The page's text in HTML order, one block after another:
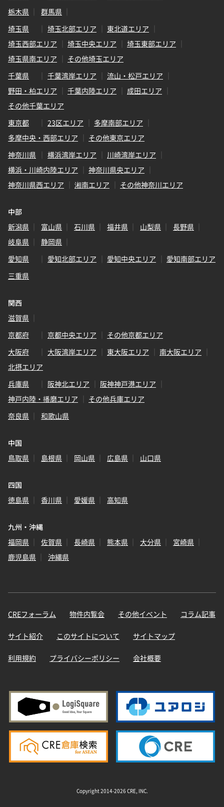
栃木県
群馬県
埼玉県
埼玉北部エリア
東北道エリア
埼玉西部エリア
埼玉中央エリア
埼玉東部エリア
埼玉県南エリア
その他埼玉エリア
千葉県
千葉湾岸エリア
流山・松戸エリア
野田・柏エリア
千葉内陸エリア
成田エリア
その他千葉エリア
東京都
23区エリア
多摩南部エリア
多摩中央・西部エリア
その他東京エリア
神奈川県
横浜湾岸エリア
川崎湾岸エリア
横浜・川崎内陸エリア
神奈川県央エリア
神奈川県西エリア
湘南エリア その他神奈川エリア
中部
新潟県
富山県 石川県 福井県 山梨県
長野県
岐阜県
静岡県
愛知県
愛知北部エリア 愛知中央エリア
愛知南部エリア
三重県
関西
滋賀県
京都府
京都中央エリア
その他京都エリア
大阪府
大阪湾岸エリア 東大阪エリア
南大阪エリア
北摂エリア
兵庫県
阪神北エリア
阪神神戸港エリア
神戸内陸・播磨エリア
その他兵庫エリア
奈良県
和歌山県
中国
鳥取県
島根県 岡山県 広島県 山口県
四国
徳島県
香川県 愛媛県 高知県
九州・沖縄
福岡県
佐賀県 長崎県 熊本県 大分県
宮崎県
鹿児島県
沖縄県
CREフォーラム 物件内覧会 その他イベント コラム記事
サイト紹介 このサイトについて サイトマップ
利用規約 プライバシーポリシー 会社概要
Copyright 2014-2026 CRE, INC.